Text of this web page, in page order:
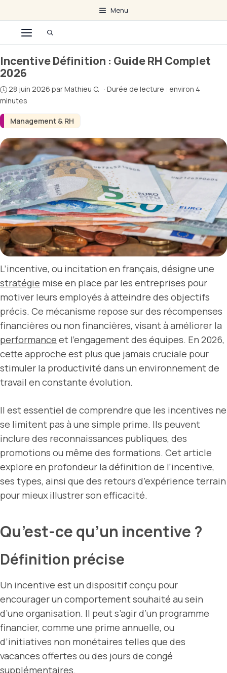
au
contenu
Menu
Menu
Management & RH
Incentive Définition : Guide RH Complet
2026
28 juin 2026 parMathieu C. · Durée de lecture : environ 4
minutes
L’incentive, ou incitation en français, désigne une
stratégie mise en place par les entreprises pour
motiver leurs employés à atteindre des objectifs
précis. Ce mécanisme repose sur des récompenses
financières ou non financières, visant à améliorer la
performance et l’engagement des équipes. En 2026,
cette approche est plus que jamais cruciale pour
stimuler la productivité dans un environnement de
travail en constante évolution.
Il est essentiel de comprendre que les incentives ne
se limitent pas à une simple prime. Ils peuvent
inclure des reconnaissances publiques, des
promotions ou même des formations. Cet article
explore en profondeur la définition de l’incentive,
ses types, ainsi que des retours d’expérience terrain
pour mieux illustrer son efficacité.
Qu’est-ce qu’un incentive ?
Définition précise
Un incentive est un dispositif conçu pour
encourager un comportement souhaité au sein
d’une organisation. Il peut s’agir d’un programme
financier, comme une prime annuelle, ou
d’initiatives non monétaires telles que des
vacances offertes ou des jours de congé
supplémentaires.